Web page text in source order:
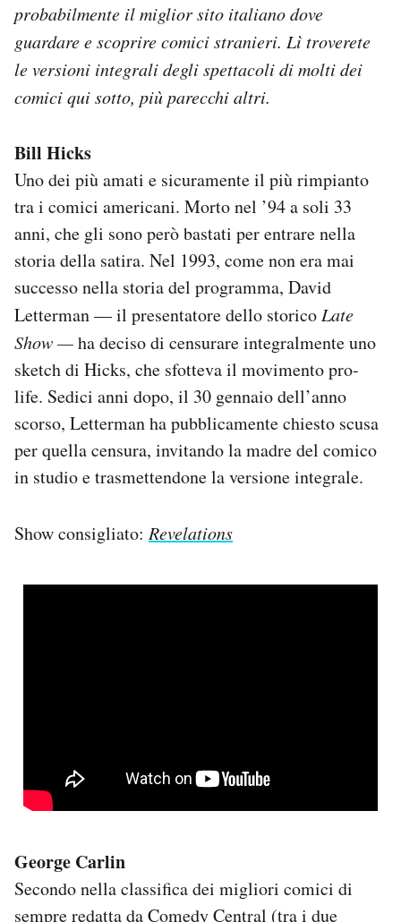
probabilmente il miglior sito italiano dove
guardare e scoprire comici stranieri. Lì troverete
le versioni integrali degli spettacoli di molti dei
comici qui sotto, più parecchi altri.
Bill Hicks
Uno dei più amati e sicuramente il più rimpianto
tra i comici americani. Morto nel ’94 a soli 33
anni, che gli sono però bastati per entrare nella
storia della satira. Nel 1993, come non era mai
successo nella storia del programma, David
Letterman — il presentatore dello storico Late
Show—ha deciso di censurare integralmente uno
sketch di Hicks, che sfotteva il movimento pro-
life. Sedici anni dopo, il 30 gennaio dell’anno
scorso, Letterman ha pubblicamente chiesto scusa
per quella censura, invitando la madre del comico
in studio e trasmettendone la versione integrale.
Show consigliato: Revelations
George Carlin
Secondo nella classifica dei migliori comici di
sempre redatta da Comedy Central (tra i due